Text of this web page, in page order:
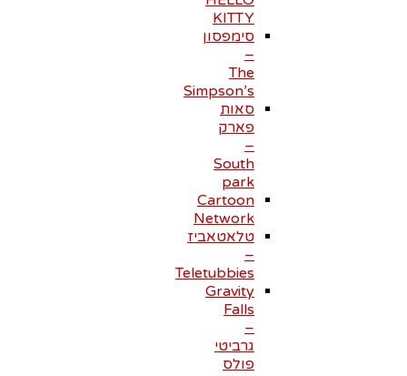
KITTY
סימפסון
–
The
Simpson’s
סאות
פארק
–
South
park
Cartoon
Network
טלאטאביז
–
Teletubbies
Gravity
Falls
–
גרביטי
פולס